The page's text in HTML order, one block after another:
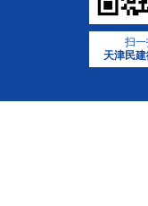
扫一
天津民